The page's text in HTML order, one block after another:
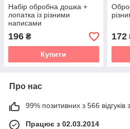
Набір обробна дошка +
лопатка із різними
написами
196 ₴
Купити
172
Про нас
99% позитивних з 566 відгуків
Працює з 02.03.2014